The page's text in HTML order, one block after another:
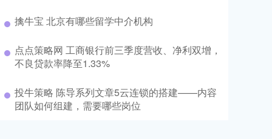
擒牛宝 北京有哪些留学中介机构
点点策略网 工商银行前三季度营收、净利双增，
不良贷款率降至1.33%
投牛策略 陈导系列文章5云连锁的搭建——内容
团队如何组建，需要哪些岗位